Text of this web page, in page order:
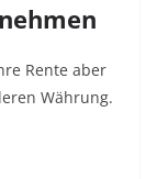
Rente aber
Währung.